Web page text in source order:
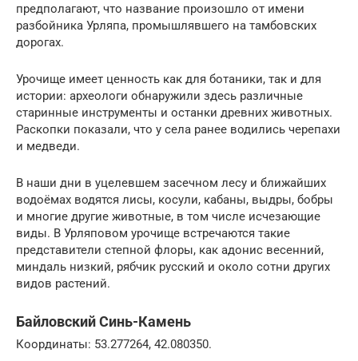
предполагают, что название произошло от имени
разбойника Урляпа, промышлявшего на тамбовских
дорогах.
Урочище имеет ценность как для ботаники, так и для
истории: археологи обнаружили здесь различные
старинные инструменты и останки древних животных.
Раскопки показали, что у села ранее водились черепахи
и медведи.
В наши дни в уцелевшем засечном лесу и ближайших
водоёмах водятся лисы, косули, кабаны, выдры, бобры
и многие другие животные, в том числе исчезающие
виды. В Урляповом урочище встречаются такие
представители степной флоры, как адонис весенний,
миндаль низкий, рябчик русский и около сотни других
видов растений.
Байловский Синь-Камень
Координаты: 53.277264, 42.080350.